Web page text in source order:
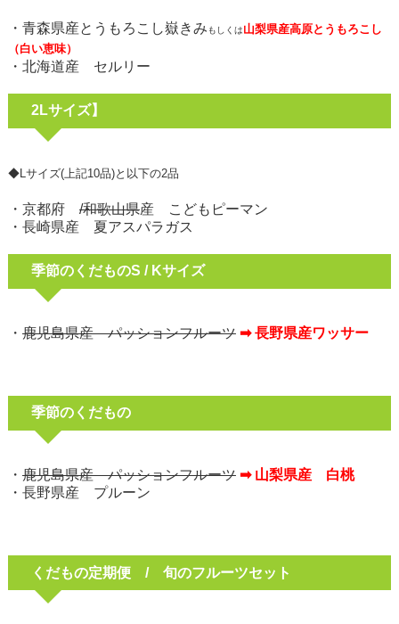
・青森県産とうもろこし嶽きみ もしくは山梨県産高原とうもろこし
（白い恵味）
・北海道産 セルリー
2Lサイズ】
◆Lサイズ(上記10品)と以下の2品
・京都府 /和歌山県産 こどもピーマン
・長崎県産 夏アスパラガス
季節のくだものS / Kサイズ
・ 鹿児島県産 パッションフルーツ ➡ 長野県産ワッサー
季節のくだもの
・ 鹿児島県産 パッションフルーツ ➡ 山梨県産 白桃
・長野県産 プルーン
くだもの定期便 / 旬のフルーツセット